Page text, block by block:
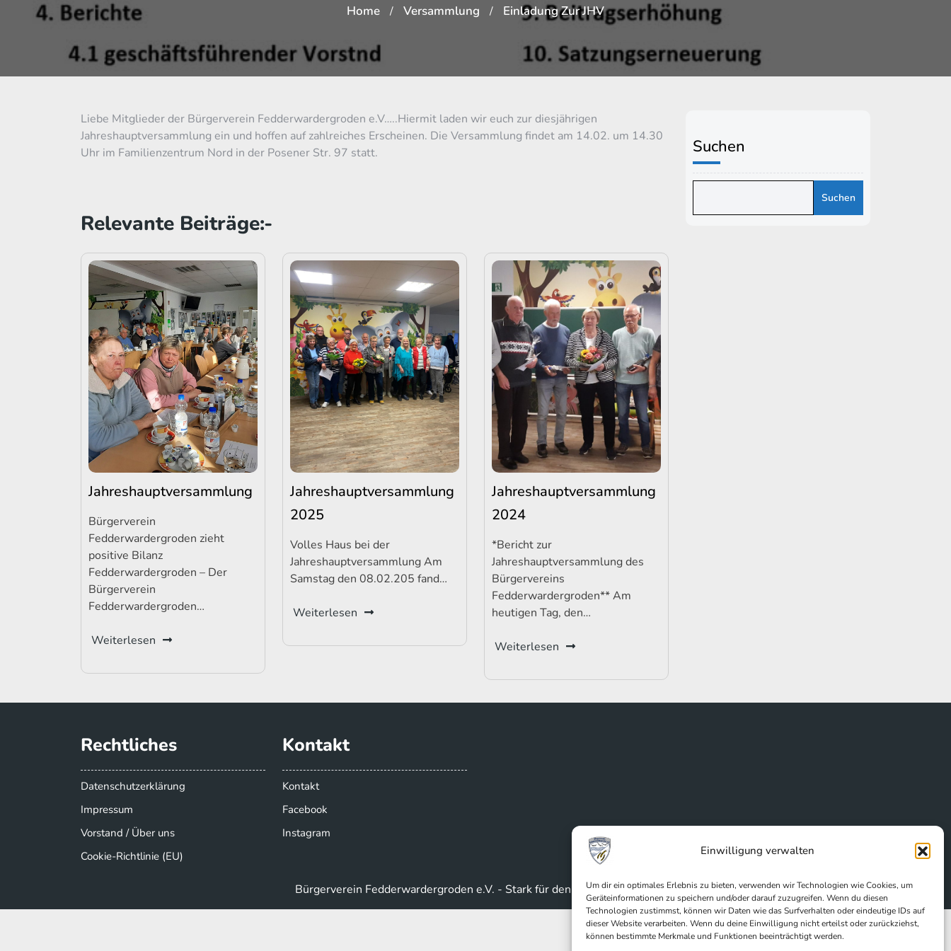
Einwilligung verwalten
Um dir ein optimales Erlebnis zu bieten, verwenden wir Technologien wie Cookies, um
Geräteinformationen zu speichern und/oder darauf zuzugreifen. Wenn du diesen
Technologien zustimmst, können wir Daten wie das Surfverhalten oder eindeutige IDs auf
dieser Website verarbeiten. Wenn du deine Einwilligung nicht erteilst oder zurückziehst,
können bestimmte Merkmale und Funktionen beeinträchtigt werden.
Home / Versammlung / Einladung Zur JHV
Liebe Mitglieder der Bürgerverein Fedderwardergroden e.V…..Hiermit laden wir euch zur diesjährigen
Jahreshauptversammlung ein und hoffen auf zahlreiches Erscheinen. Die Versammlung findet am 14.02. um 14.30
Uhr im Familienzentrum Nord in der Posener Str. 97 statt.
Relevante Beiträge:-
Jahreshauptversammlung
Bürgerverein
Fedderwardergroden zieht
positive Bilanz
Fedderwardergroden – Der
Bürgerverein
Fedderwardergroden…
Weiterlesen
Jahreshauptversammlung
2025
Volles Haus bei der
Jahreshauptversammlung Am
Samstag den 08.02.205 fand…
Weiterlesen
Jahreshauptversammlung
2024
*Bericht zur
Jahreshauptversammlung des
Bürgervereins
Fedderwardergroden** Am
heutigen Tag, den…
Weiterlesen
Suchen
Suchen
Rechtliches
Datenschutzerklärung
Impressum
Vorstand / Über uns
Cookie-Richtlinie (EU)
Kontakt
Kontakt
Facebook
Instagram
Bürgerverein Fedderwardergroden e.V. - Stark für den Norden